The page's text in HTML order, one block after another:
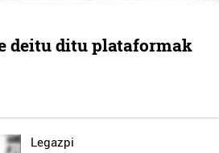
deitu ditu plataformak
Legazpi